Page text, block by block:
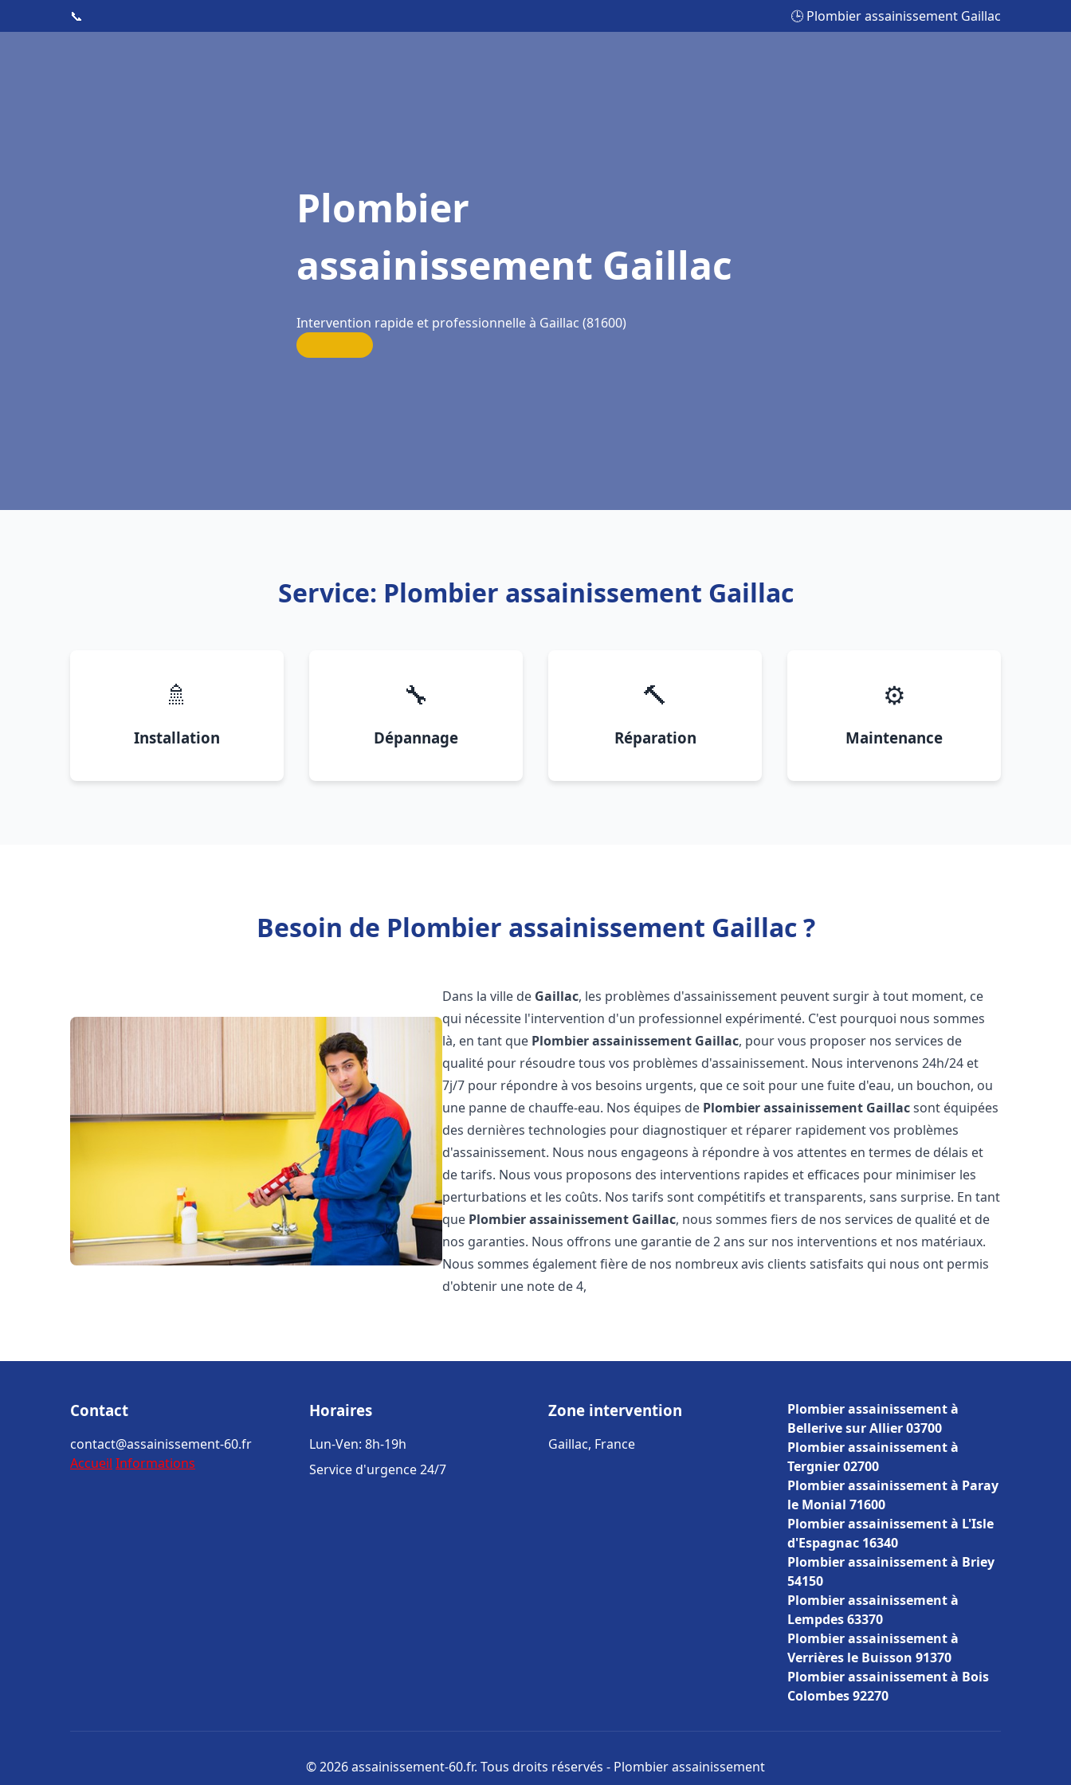
📞 🕒 Plombier assainissement Gaillac
Plombier
assainissement Gaillac
Intervention rapide et professionnelle à Gaillac (81600)
Service: Plombier assainissement Gaillac
🚿
Installation
🔧
Dépannage
🔨
Réparation
⚙️
Maintenance
Besoin de Plombier assainissement Gaillac ?
Dans la ville de Gaillac, les problèmes d'assainissement peuvent surgir à tout moment, ce
qui nécessite l'intervention d'un professionnel expérimenté. C'est pourquoi nous sommes
là, en tant que Plombier assainissement Gaillac, pour vous proposer nos services de
qualité pour résoudre tous vos problèmes d'assainissement. Nous intervenons 24h/24 et
7j/7 pour répondre à vos besoins urgents, que ce soit pour une fuite d'eau, un bouchon, ou
une panne de chauffe-eau. Nos équipes de Plombier assainissement Gaillacsont équipées
des dernières technologies pour diagnostiquer et réparer rapidement vos problèmes
d'assainissement. Nous nous engageons à répondre à vos attentes en termes de délais et
de tarifs. Nous vous proposons des interventions rapides et efficaces pour minimiser les
perturbations et les coûts. Nos tarifs sont compétitifs et transparents, sans surprise. En tant
que Plombier assainissement Gaillac, nous sommes fiers de nos services de qualité et de
nos garanties. Nous offrons une garantie de 2 ans sur nos interventions et nos matériaux.
Nous sommes également fière de nos nombreux avis clients satisfaits qui nous ont permis
d'obtenir une note de 4,
Contact
contact@assainissement-60.fr
Accueil Informations
Horaires
Lun-Ven: 8h-19h
Service d'urgence 24/7
Zone intervention
Gaillac, France
Plombier assainissement à
Bellerive sur Allier 03700
Plombier assainissement à
Tergnier 02700
Plombier assainissement à Paray
le Monial 71600
Plombier assainissement à L'Isle
d'Espagnac 16340
Plombier assainissement à Briey
54150
Plombier assainissement à
Lempdes 63370
Plombier assainissement à
Verrières le Buisson 91370
Plombier assainissement à Bois
Colombes 92270
© 2026 assainissement-60.fr. Tous droits réservés - Plombier assainissement